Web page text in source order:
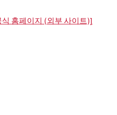
홈페이지 (외부 사이트)]